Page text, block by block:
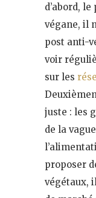
d’abord,
végane, il
post anti-
voir
sur les
juste : les
de la
proposer
végétaux,